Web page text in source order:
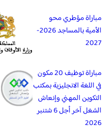
مباراة مؤطري محو
الأمية بالمساجد 2026-
2027
مباراة توظيف 20 مكون
في اللغة الانجليزية بمكتب
التكوين المهني وإنعاش
الشغل آخر أجل 6 شتنبر
2026